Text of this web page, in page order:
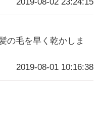
の毛を早く乾かしま
2019-08-01 10:16:38